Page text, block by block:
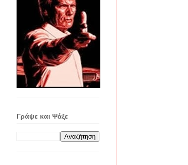
Γράψε και Ψάξε